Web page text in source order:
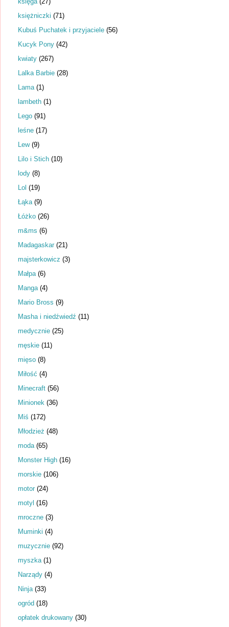
księżniczki (71)
Kubuś Puchatek i przyjaciele (56)
Kucyk Pony (42)
kwiaty (267)
Lalka Barbie (28)
Lama (1)
lambeth (1)
Lego (91)
leśne (17)
Lew (9)
Lilo i Stich (10)
lody (8)
Lol (19)
Łąka (9)
Łóżko (26)
m&ms (6)
Madagaskar (21)
majsterkowicz (3)
Małpa (6)
Manga (4)
Mario Bross (9)
Masha i niedźwiedź (11)
medycznie (25)
męskie (11)
mięso (8)
Miłość (4)
Minecraft (56)
Minionek (36)
Miś (172)
Młodzież (48)
moda (65)
Monster High (16)
morskie (106)
motor (24)
motyl (16)
mroczne (3)
Muminki (4)
muzycznie (92)
myszka (1)
Narządy (4)
Ninja (33)
ogród (18)
opłatek drukowany (30)